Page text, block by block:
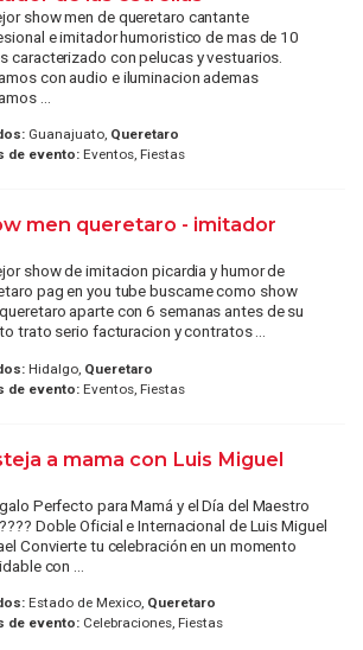
show men de queretaro cantante
e imitador humoristico de mas de 10
caracterizado con pelucas y vestuarios.
con audio e iluminacion ademas
...
Guanajuato, Queretaro
de evento:Eventos, Fiestas
men queretaro - imitador
show de imitacion picardia y humor de
pag en you tube buscame como show
aparte con 6 semanas antes de su
trato serio facturacion y contratos ...
Hidalgo, Queretaro
de evento:Eventos, Fiestas
a mama con Luis Miguel
Perfecto para Mamá y el Día del Maestro
Doble Oficial e Internacional de Luis Miguel
Convierte tu celebración en un momento
con ...
Estado de Mexico, Queretaro
de evento:Celebraciones, Fiestas